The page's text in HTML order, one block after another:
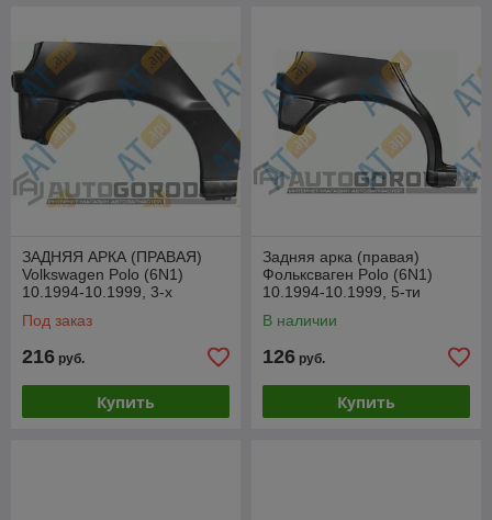
ЗАДНЯЯ АРКА (ПРАВАЯ)
Volkswagen Polo (6N1)
10.1994-10.1999, 3-х
Под заказ
216 руб.
Купить
Задняя арка (правая)
Фольксваген Polo (6N1)
10.1994-10.1999, 5-ти
В наличии
126 руб.
Купить